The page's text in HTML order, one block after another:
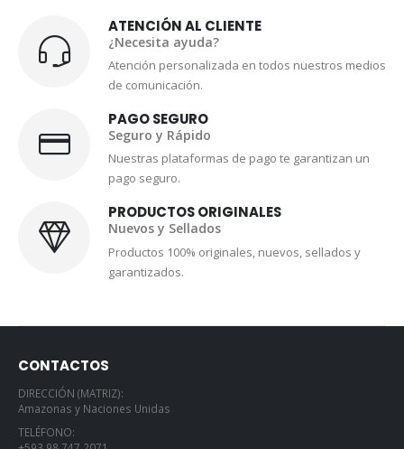
ATENCIÓN AL CLIENTE
¿Necesita ayuda?
Atención personalizada en todos nuestros medios
PAGO SEGURO
Seguro y Rápido
Nuestras plataformas de pago te garantizan un
pago seguro.
PRODUCTOS ORIGINALES
Nuevos y Sellados
Productos 100% originales, nuevos, sellados y
garantizados.
CONTACTOS
DIRECCIÓN (MATRIZ):
Amazonas y Naciones Unidas
TELÉFONO: